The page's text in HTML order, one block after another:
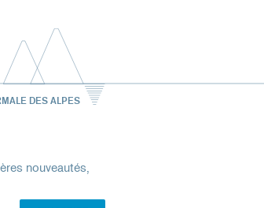
DES ALPES
nouveautés,